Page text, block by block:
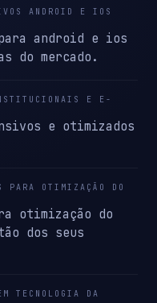
ANDROID E IOS
para android e ios
do mercado.
E E-
e otimizados
PARA OTIMIZAÇÃO DO
otimização do
dos seus
TECNOLOGIA DA